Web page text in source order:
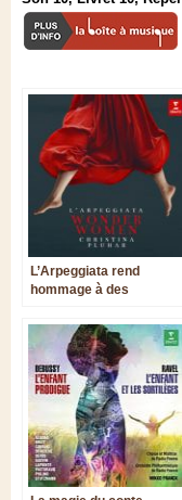
L’Arpeggiata rend
hommage à des
siècle